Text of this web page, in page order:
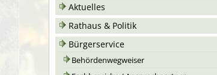
Aktuelles
Rathaus & Politik
Bürgerservice
Behördenwegweiser